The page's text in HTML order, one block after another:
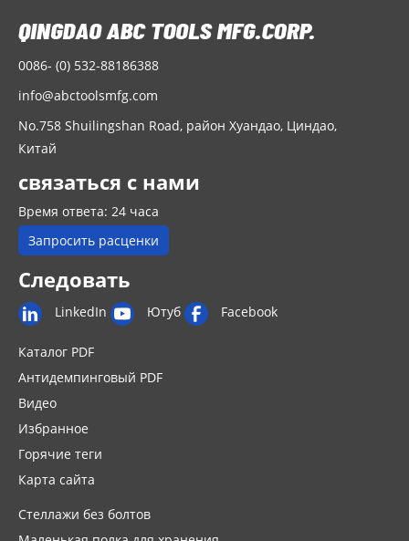
0086- (0) 532-88186388
info@abctoolsmfg.com
No.758 Shuilingshan Road, район Хуандао, Циндао,
Китай
связаться с нами
Время ответа: 24 часа
Запросить расценки
Следовать
LinkedIn Ютуб Facebook
Каталог PDF
Антидемпинговый PDF
Видео
Избранное
Горячие теги
Карта сайта
Стеллажи без болтов